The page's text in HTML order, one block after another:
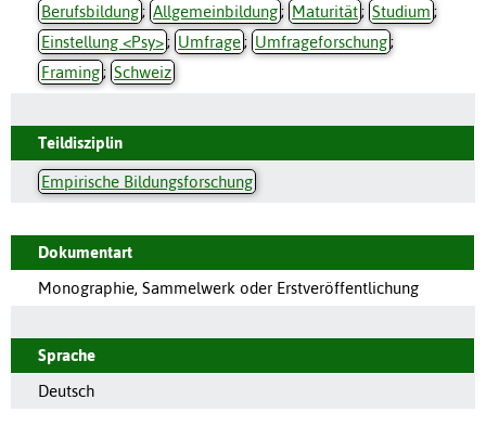
Berufsbildung; Allgemeinbildung; Maturität; Studium ;
Einstellung <Psy>; Umfrage; Umfrageforschung;
Framing; Schweiz
Teildisziplin
Empirische Bildungsforschung
Dokumentart
Monographie, Sammelwerk oder Erstveröffentlichung
Sprache
Deutsch